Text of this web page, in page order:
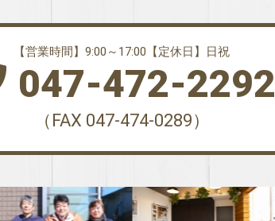
【営業時間】9:00～17:00【定休日】日祝
047-472-2292
（FAX 047-474-0289）